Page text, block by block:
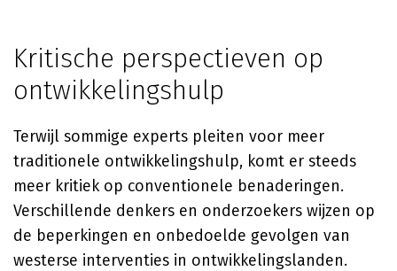
Kritische perspectieven op
ontwikkelingshulp
Terwijl sommige experts pleiten voor meer
traditionele ontwikkelingshulp, komt er steeds
meer kritiek op conventionele benaderingen.
Verschillende denkers en onderzoekers wijzen op
de beperkingen en onbedoelde gevolgen van
westerse interventies in ontwikkelingslanden.